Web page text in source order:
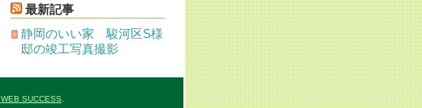
最新記事
静岡のいい家 駿河区S様
邸の竣工写真撮影
WEB SUCCESS